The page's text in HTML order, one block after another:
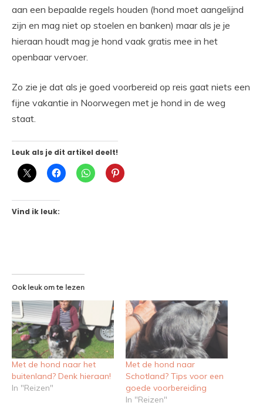
aan een bepaalde regels houden (hond moet aangelijnd
zijn en mag niet op stoelen en banken) maar als je je
hieraan houdt mag je hond vaak gratis mee in het
openbaar vervoer.
Zo zie je dat als je goed voorbereid op reis gaat niets een
fijne vakantie in Noorwegen met je hond in de weg
staat.
Leuk als je dit artikel deelt!
Vind ik leuk:
Ook leuk om te lezen
Met de hond naar het
buitenland? Denk hieraan!
In "Reizen"
Met de hond naar
Schotland? Tips voor een
goede voorbereiding
In "Reizen"